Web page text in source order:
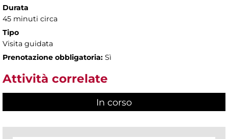
Durata
45 minuti circa
Tipo
Visita guidata
Prenotazione obbligatoria: Sì
Attività correlate
In corso